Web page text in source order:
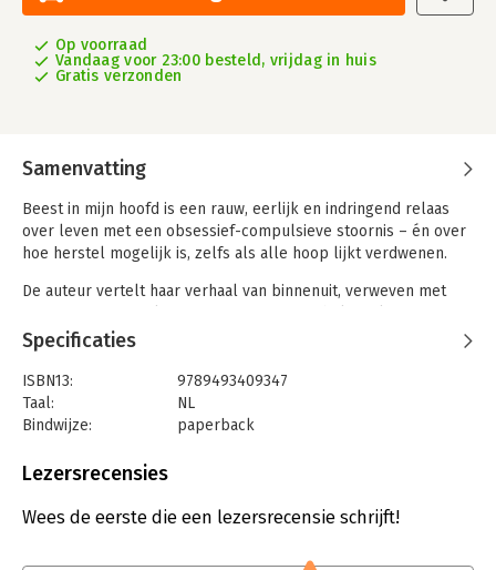
Op voorraad
Vandaag voor 23:00 besteld, vrijdag in huis
Gratis verzonden
Samenvatting
Beest in mijn hoofd is een rauw, eerlijk en indringend relaas
over leven met een obsessief-compulsieve stoornis – én over
hoe herstel mogelijk is, zelfs als alle hoop lijkt verdwenen.
De auteur vertelt haar verhaal van binnenuit, verweven met
boek vol inzichten, herkenning en hoop, met ruimte voor
kwetsbaarheid én strijdlust.
Voor iedereen die zelf vecht, naast iemand staat, of écht wil
begrijpen wat OCD betekent.
Specificaties
ISBN13:
9789493409347
Taal:
NL
Bindwijze:
paperback
Uitgever:
Verschijningsdatum:
6-10-2025
Lezersrecensies
Wees de eerste die een lezersrecensie schrijft!